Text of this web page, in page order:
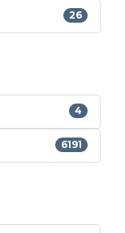
26
4
6191